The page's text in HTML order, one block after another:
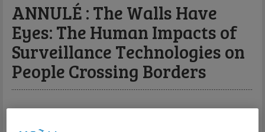
ANNULÉ : The Walls Have
Eyes: The Human Impacts of
Surveillance Technologies on
People Crossing Borders